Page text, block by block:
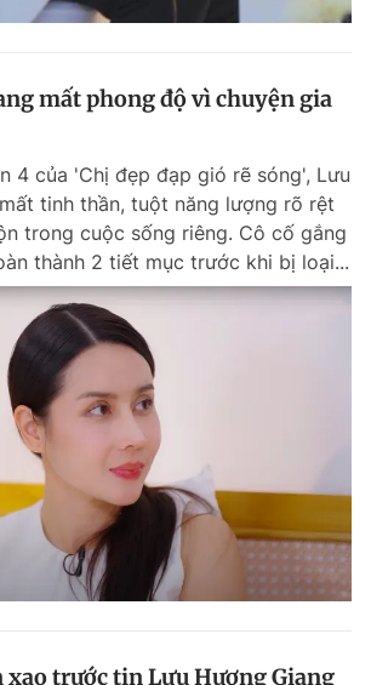
mất phong độ vì chuyện gia
4 của 'Chị đẹp đạp gió rẽ sóng', Lưu
tinh thần, tuột năng lượng rõ rệt
trong cuộc sống riêng. Cô cố gắng
thành 2 tiết mục trước khi bị loại...
xao trước tin Lưu Hương Giang